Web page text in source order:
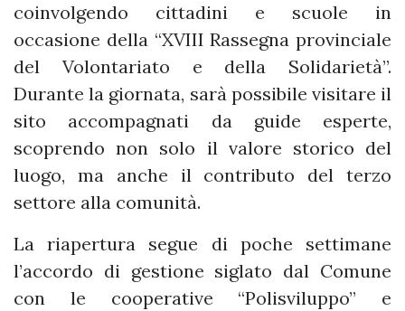
coinvolgendo cittadini e scuole in
occasione della “XVIII Rassegna provinciale
del Volontariato e della Solidarietà”.
Durante la giornata, sarà possibile visitare il
sito accompagnati da guide esperte,
scoprendo non solo il valore storico del
luogo, ma anche il contributo del terzo
settore alla comunità.
La riapertura segue di poche settimane
l’accordo di gestione siglato dal Comune
con le cooperative “Polisviluppo” e